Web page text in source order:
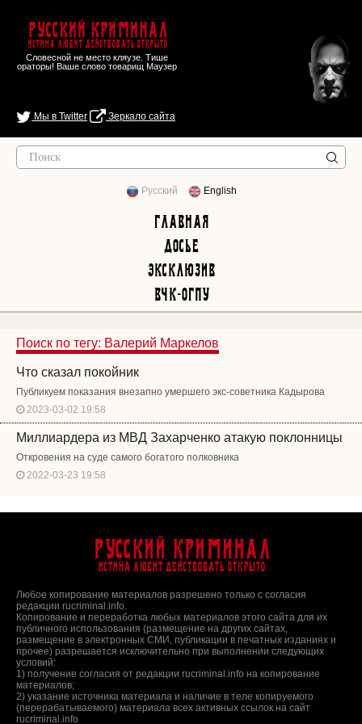
Русский Криминал
Истина любит действовать открыто
Словесной не место кляузе. Тише
ораторы! Ваше слово товарищ Маузер
Мы в Twitter Зеркало сайта
Русский English
Главная
Досье
Эксклюзив
ВЧК-ОГПУ
Поиск по тегу: Валерий Маркелов
Что сказал покойник
Публикуем показания внезапно умершего экс-советника Кадырова
2023-03-02 19:58
Миллиардера из МВД Захарченко атакую поклонницы
Откровения на суде самого богатого полковника
2022-03-23 19:58
Русский Криминал
Истина любит действовать открыто
Любое копирование материалов разрешено только с согласия
редакции rucriminal.info.
Копирование и переработка любых материалов этого сайта для их
публичного использования (размещение на других сайтах,
размещение в электронных СМИ, публикации в печатных изданиях и
прочее) разрешается исключительно при выполнении следующих
условий:
1) получение согласия от редакции rucriminal.info на копирование
материалов;
2) указание источника материала и наличие в теле копируемого
(перерабатываемого) материала всех активных ссылок на сайт
rucriminal.info